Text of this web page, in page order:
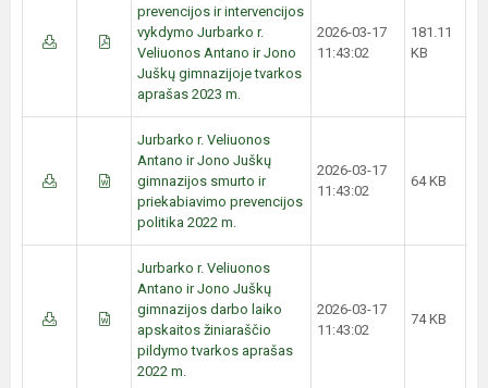
prevencijos ir intervencijos
vykdymo Jurbarko r.
Veliuonos Antano ir Jono
Juškų gimnazijoje tvarkos
aprašas 2023 m.
2026-03-17
11:43:02
181.11
KB
Jurbarko r. Veliuonos
Antano ir Jono Juškų
gimnazijos smurto ir
priekabiavimo prevencijos
politika 2022 m.
2026-03-17
11:43:02
64 KB
Jurbarko r. Veliuonos
Antano ir Jono Juškų
gimnazijos darbo laiko
apskaitos žiniaraščio
pildymo tvarkos aprašas
2022 m.
2026-03-17
11:43:02
74 KB